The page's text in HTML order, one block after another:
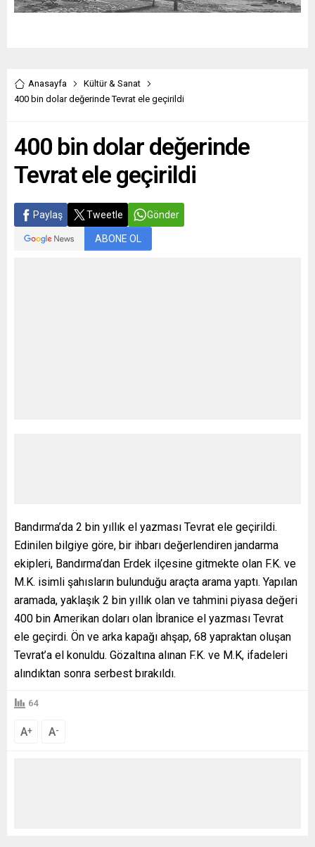
Anasayfa
Kültür & Sanat
400 bin dolar değerinde Tevrat ele geçirildi
400 bin dolar değerinde
Tevrat ele geçirildi
Paylaş Tweetle Gönder
ABONE OL
Bandırma’da 2 bin yıllık el yazması Tevrat ele geçirildi.
Edinilen bilgiye göre, bir ihbarı değerlendiren jandarma
ekipleri, Bandırma’dan Erdek ilçesine gitmekte olan F.K. ve
M.K. isimli şahısların bulunduğu araçta arama yaptı. Yapılan
aramada, yaklaşık 2 bin yıllık olan ve tahmini piyasa değeri
400 bin Amerikan doları olan İbranice el yazması Tevrat
ele geçirdi. Ön ve arka kapağı ahşap, 68 yapraktan oluşan
Tevrat’a el konuldu. Gözaltına alınan F.K. ve M.K, ifadeleri
alındıktan sonra serbest bırakıldı.
64
A+ A-